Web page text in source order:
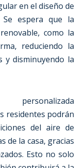
en el diseño de
Se espera que la
como la
reduciendo la
y disminuyendo la
residentes podrán
del aire de
de la casa, gracias
Esto no solo